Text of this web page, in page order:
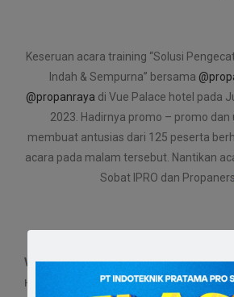
Keseruan acara training “Solusi
Indah & Sempurna” bersama
@propanraya di Vue Palace hotel pada
2023. Hadirnya promo – promo dan
membuat antusias dari 125 peserta
acara pada malam tersebut. Nantikan
Sobat IPRO dan Propaners
WAKTU & TEMPAT
Hari : Jumat